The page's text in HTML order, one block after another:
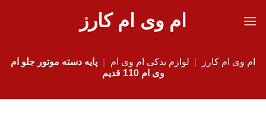
ام وی ام کارز
ام وی ام کارز لوازم یدکی ام وی ام
پایه دسته موتور جلو ام
وی ام 110 قدیم